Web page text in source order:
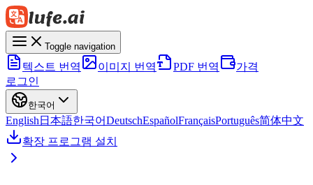
Toggle navigation
텍스트 번역 이미지 번역 PDF 번역
가격
로그인
한국어
English 日本語한국어DeutschEspañolFrançaisPortuguês简体中文
확장 프로그램 설치